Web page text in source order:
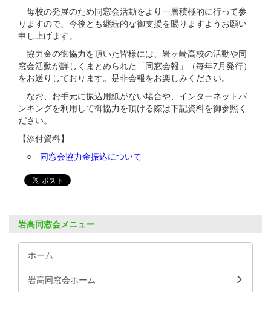
母校の発展のため同窓会活動をより一層積極的に行って参
りますので、今後とも継続的な御支援を賜りますようお願い
申し上げます。
協力金の御協力を頂いた皆様には、岩ヶ崎高校の活動や同
窓会活動が詳しくまとめられた「同窓会報」（毎年7月発行）
をお送りしております。是非会報をお楽しみください。
なお、お手元に振込用紙がない場合や、インターネットバ
ンキングを利用して御協力を頂ける際は下記資料を御参照く
ださい。
【添付資料】
○ 同窓会協力金振込について
岩高同窓会メニュー
ホーム
岩高同窓会ホーム